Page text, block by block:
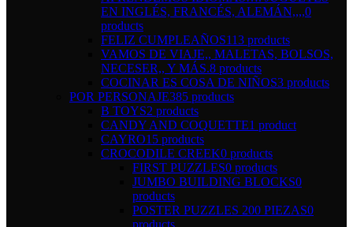
EN INGLÉS, FRANCÉS, ALEMÁN,,,,0
products
FELIZ CUMPLEAÑOS113 products
VAMOS DE VIAJE,, MALETAS, BOLSOS,
NECESER,, Y MÁS.8 products
COCINAR ES COSA DE NIÑOS3 products
POR PERSONAJE385 products
B TOYS2 products
CANDY AND COQUETTE1 product
CAYRO15 products
CROCODILE CREEK0 products
FIRST PUZZLES0 products
JUMBO BUILDING BLOCKS0
products
POSTER PUZZLES 200 PIEZAS0
products